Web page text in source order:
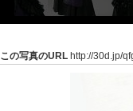
この写真のURL http://30d.jp/